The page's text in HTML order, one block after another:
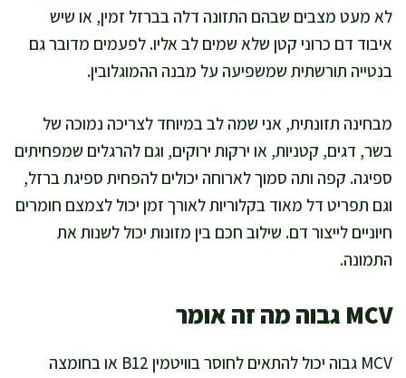
לא מעט מצבים שבהם התזונה דלה בברזל זמין, או שיש
איבוד דם כרוני קטן שלא שמים לב אליו. לפעמים מדובר גם
בנטייה תורשתית שמשפיעה על מבנה ההמוגלובין.
מבחינה תזונתית, אני שמה לב במיוחד לצריכה נמוכה של
בשר, דגים, קטניות, או ירקות ירוקים, וגם להרגלים שמפחיתים
ספיגה. קפה ותה סמוך לארוחה יכולים להפחית ספיגת ברזל,
וגם תפריט דל מאוד בקלוריות לאורך זמן יכול לצמצם חומרים
חיוניים לייצור דם. שילוב חכם בין מזונות יכול לשנות את
התמונה.
MCV גבוה מה זה אומר
MCV גבוה יכול להתאים לחוסר בוויטמין B12 או בחומצה